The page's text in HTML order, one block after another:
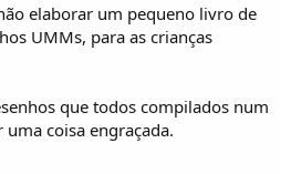
elaborar um pequeno livro de
UMMs, para as crianças
que todos compilados num
coisa engraçada.